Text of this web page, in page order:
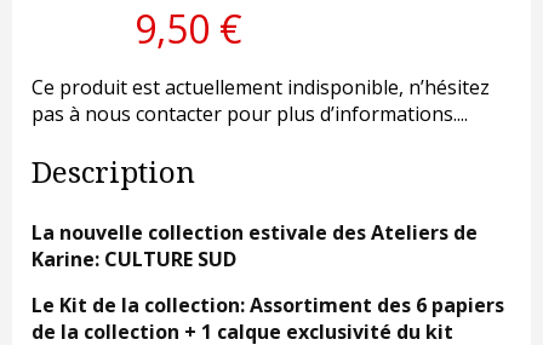
9,50 €
Ce produit est actuellement indisponible, n’hésitez
pas à nous contacter pour plus d’informations....
Description
La nouvelle collection estivale des Ateliers de
Karine: CULTURE SUD
Le Kit de la collection: Assortiment des 6 papiers
de la collection + 1 calque exclusivité du kit